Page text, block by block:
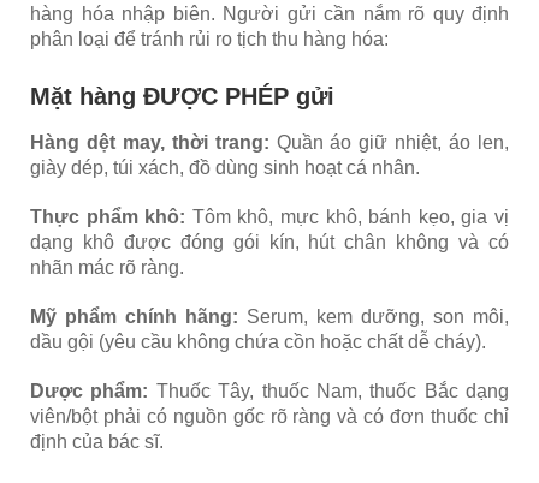
hàng hóa nhập biên. Người gửi cần nắm rõ quy định
phân loại để tránh rủi ro tịch thu hàng hóa:
Mặt hàng ĐƯỢC PHÉP gửi
Hàng dệt may, thời trang: Quần áo giữ nhiệt, áo len,
giày dép, túi xách, đồ dùng sinh hoạt cá nhân.
Thực phẩm khô: Tôm khô, mực khô, bánh kẹo, gia vị
dạng khô được đóng gói kín, hút chân không và có
nhãn mác rõ ràng.
Mỹ phẩm chính hãng: Serum, kem dưỡng, son môi,
dầu gội (yêu cầu không chứa cồn hoặc chất dễ cháy).
Dược phẩm: Thuốc Tây, thuốc Nam, thuốc Bắc dạng
viên/bột phải có nguồn gốc rõ ràng và có đơn thuốc chỉ
định của bác sĩ.